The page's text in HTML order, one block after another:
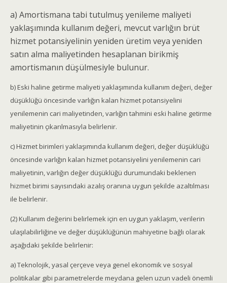
a) Amortismana tabi tutulmuş yenileme maliyeti
yaklaşımında kullanım değeri, mevcut varlığın brüt
hizmet potansiyelinin yeniden üretim veya yeniden
satın alma maliyetinden hesaplanan birikmiş
amortismanın düşülmesiyle bulunur.
b) Eski haline getirme maliyeti yaklaşımında kullanım değeri, değer
düşüklüğü öncesinde varlığın kalan hizmet potansiyelini
yenilemenin cari maliyetinden, varlığın tahmini eski haline getirme
maliyetinin çıkarılmasıyla belirlenir.
c) Hizmet birimleri yaklaşımında kullanım değeri, değer düşüklüğü
öncesinde varlığın kalan hizmet potansiyelini yenilemenin cari
maliyetinin, varlığın değer düşüklüğü durumundaki beklenen
hizmet birimi sayısındaki azalış oranına uygun şekilde azaltılması
ile belirlenir.
(2) Kullanım değerini belirlemek için en uygun yaklaşım, verilerin
ulaşılabilirliğine ve değer düşüklüğünün mahiyetine bağlı olarak
aşağıdaki şekilde belirlenir:
a) Teknolojik, yasal çerçeve veya genel ekonomik ve sosyal
politikalar gibi parametrelerde meydana gelen uzun vadeli önemli